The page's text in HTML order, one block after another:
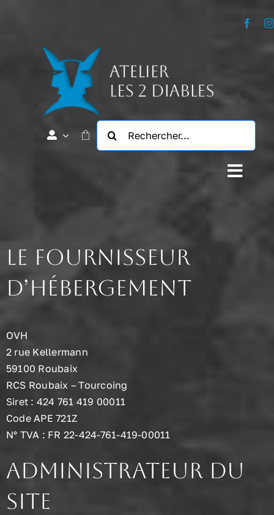
Rechercher:
Notre Histoire
Nos Univers
Galerie photos
Actualités
Le fournisseur
d’hébergement
OVH
2 rue Kellermann
59100 Roubaix
RCS Roubaix – Tourcoing
Siret : 424 761 419 00011
Code APE 721Z
N° TVA : FR 22-424-761-419-00011
Administrateur du
site